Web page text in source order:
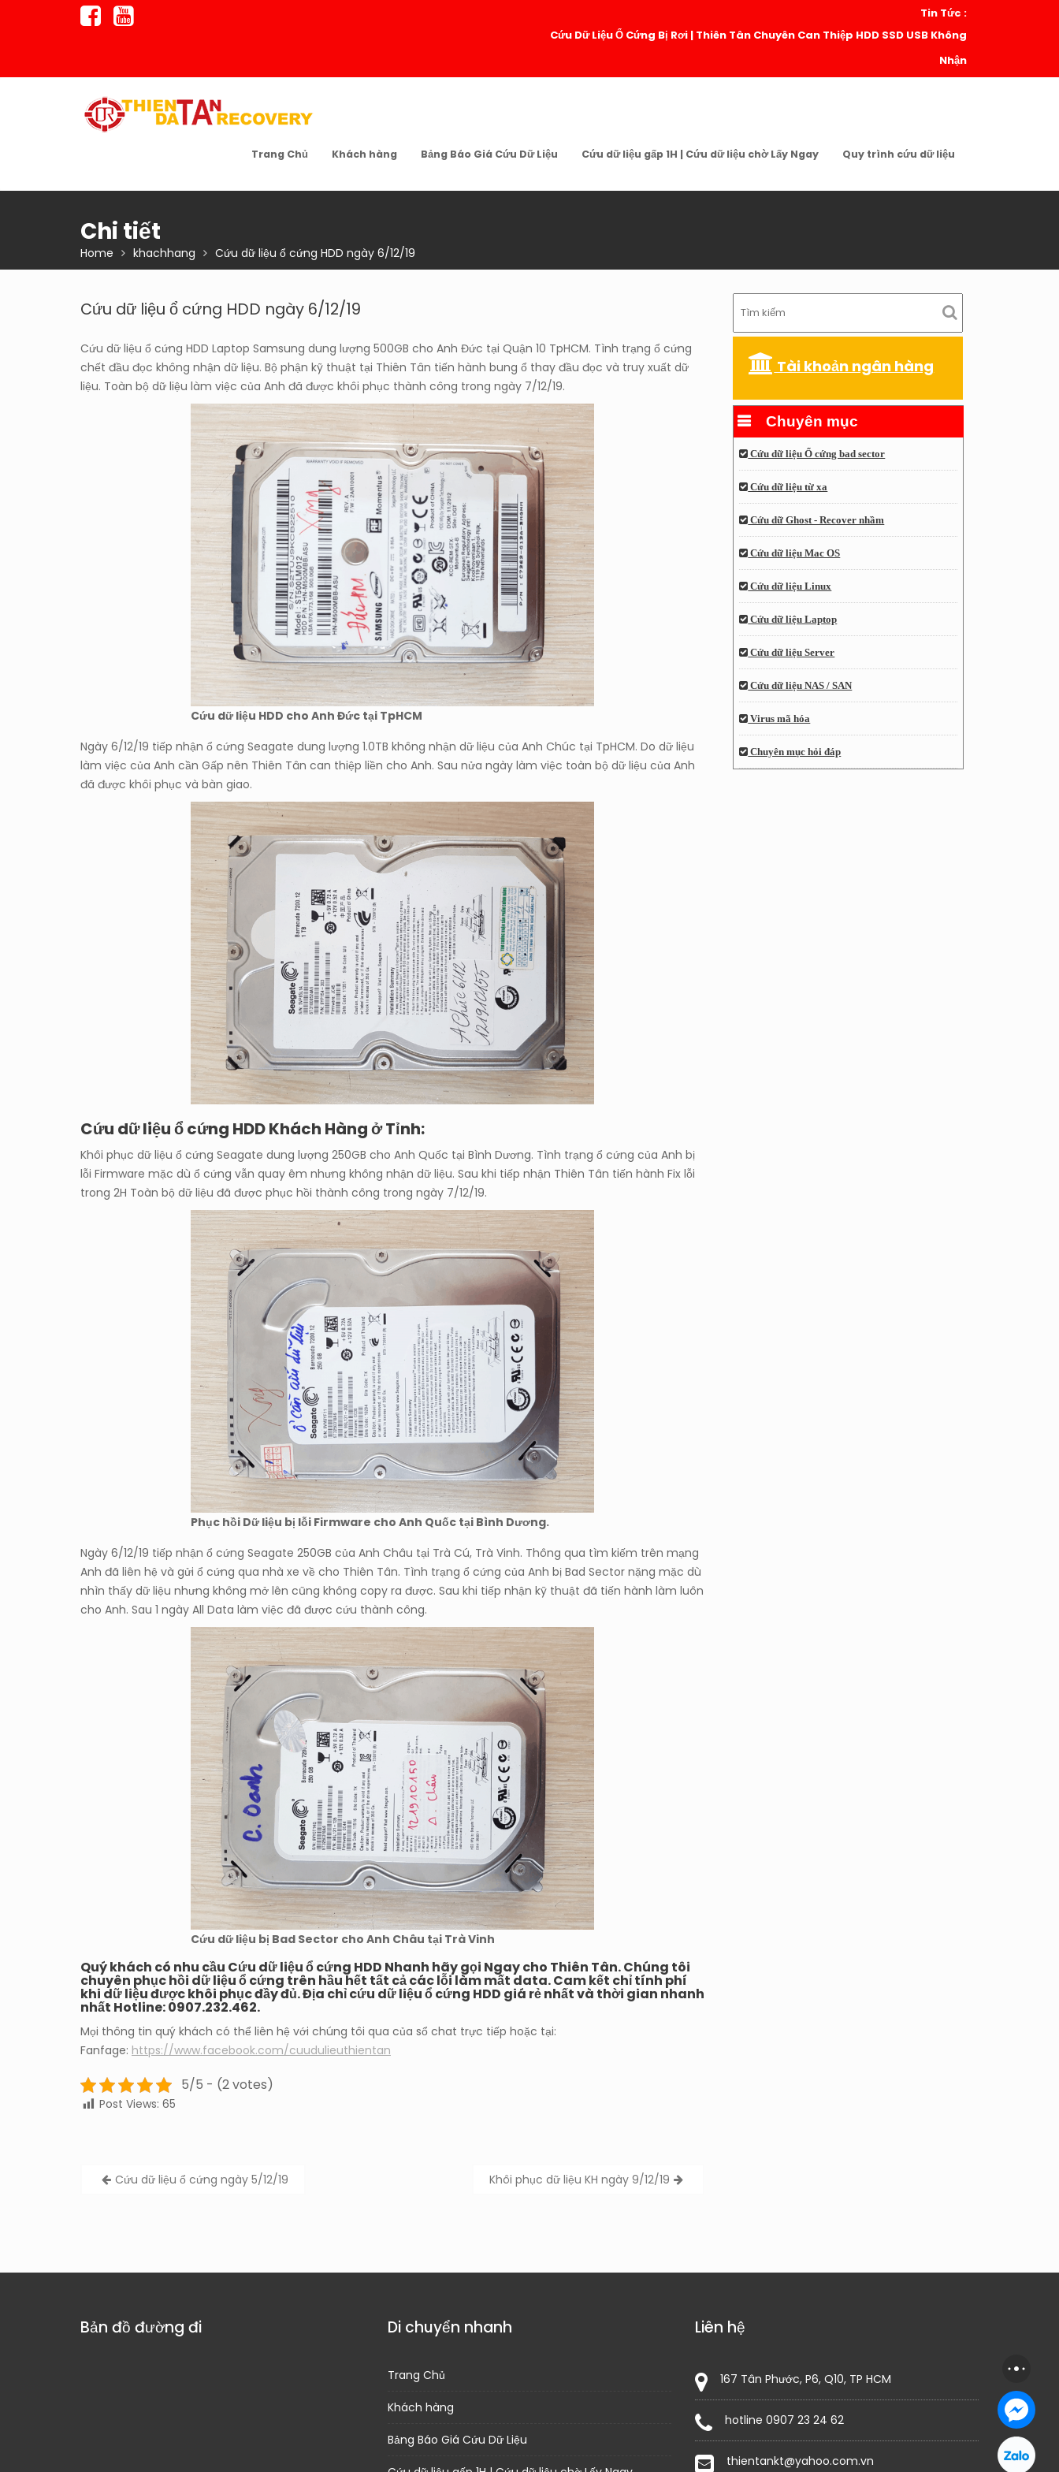
Tin Tức :
Cứu Dữ Liệu Ổ Cứng Bị Rơi | Thiên Tân Chuyên Can Thiệp HDD SSD USB Không
Nhận
Trang Chủ Khách hàng Bảng Báo Giá Cứu Dữ Liệu Cứu dữ liệu gấp 1H | Cứu dữ liệu chờ Lấy Ngay Quy trình cứu dữ liệu
Chi tiết
Home khachhang Cứu dữ liệu ổ cứng HDD ngày 6/12/19
Cứu dữ liệu ổ cứng HDD ngày 6/12/19
Cứu dữ liệu ổ cứng HDD Laptop Samsung dung lượng 500GB cho Anh Đức tại Quận 10 TpHCM. Tình trạng ổ cứng
chết đầu đọc không nhận dữ liệu. Bộ phận kỹ thuật tại Thiên Tân tiến hành bung ổ thay đầu đọc và truy xuất dữ
liệu. Toàn bộ dữ liệu làm việc của Anh đã được khôi phục thành công trong ngày 7/12/19.
Cứu dữ liệu HDD cho Anh Đức tại TpHCM
Ngày 6/12/19 tiếp nhận ổ cứng Seagate dung lượng 1.0TB không nhận dữ liệu của Anh Chúc tại TpHCM. Do dữ liệu
làm việc của Anh cần Gấp nên Thiên Tân can thiệp liền cho Anh. Sau nửa ngày làm việc toàn bộ dữ liệu của Anh
đã được khôi phục và bàn giao.
Cứu dữ liệu ổ cứng HDD Khách Hàng ở Tỉnh:
Khôi phục dữ liệu ổ cứng Seagate dung lượng 250GB cho Anh Quốc tại Bình Dương. Tình trạng ổ cứng của Anh bị
lỗi Firmware mặc dù ổ cứng vẫn quay êm nhưng không nhận dữ liệu. Sau khi tiếp nhận Thiên Tân tiến hành Fix lỗi
trong 2H Toàn bộ dữ liệu đã được phục hồi thành công trong ngày 7/12/19.
Phục hồi Dữ liệu bị lỗi Firmware cho Anh Quốc tại Bình Dương.
Ngày 6/12/19 tiếp nhận ổ cứng Seagate 250GB của Anh Châu tại Trà Cú, Trà Vinh. Thông qua tìm kiếm trên mạng
Anh đã liên hệ và gửi ổ cứng qua nhà xe về cho Thiên Tân. Tình trạng ổ cứng của Anh bị Bad Sector nặng mặc dù
nhìn thấy dữ liệu nhưng không mở lên cũng không copy ra được. Sau khi tiếp nhận kỹ thuật đã tiến hành làm luôn
cho Anh. Sau 1 ngày All Data làm việc đã được cứu thành công.
Cứu dữ liệu bị Bad Sector cho Anh Châu tại Trà Vinh
Quý khách có nhu cầu Cứu dữ liệu ổ cứng HDD Nhanh hãy gọi Ngay cho Thiên Tân. Chúng tôi
chuyên phục hồi dữ liệu ổ cứng trên hầu hết tất cả các lỗi làm mất data. Cam kết chỉ tính phí
khi dữ liệu được khôi phục đầy đủ. Địa chỉ cứu dữ liệu ổ cứng HDD giá rẻ nhất và thời gian nhanh
nhất Hotline: 0907.232.462.
Mọi thông tin quý khách có thể liên hệ với chúng tôi qua của sổ chat trực tiếp hoặc tại:
Fanfage: https://www.facebook.com/cuudulieuthientan
5/5 - (2 votes)
Post Views: 65
PostCứu dữ liệu ổ cứng ngày 5/12/19 Khôi phục dữ liệu KH ngày 9/12/19
Tài khoản ngân hàng
Chuyên mục
Cứu dữ liệu Ổ cứng bad sector
Cứu dữ liệu từ xa
Cứu dữ Ghost - Recover nhầm
Cứu dữ liệu Mac OS
Cứu dữ liệu Linux
Cứu dữ liệu Laptop
Cứu dữ liệu Server
Cứu dữ liệu NAS / SAN
Virus mã hóa
Chuyên mục hỏi đáp
Bản đồ đường đi Di chuyển nhanh
Trang Chủ
Khách hàng
Bảng Báo Giá Cứu Dữ Liệu
Liên hệ
167 Tân Phước, P6, Q10, TP HCM
hotline 0907 23 24 62
thientankt@yahoo.com.vn